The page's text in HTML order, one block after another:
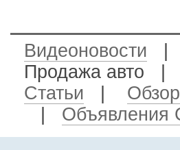
Видеоновости
Продажа авто
Статьи
Объявления